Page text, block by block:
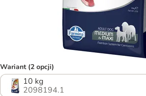
Wariant (2 opcji)
10 kg
2098194.1